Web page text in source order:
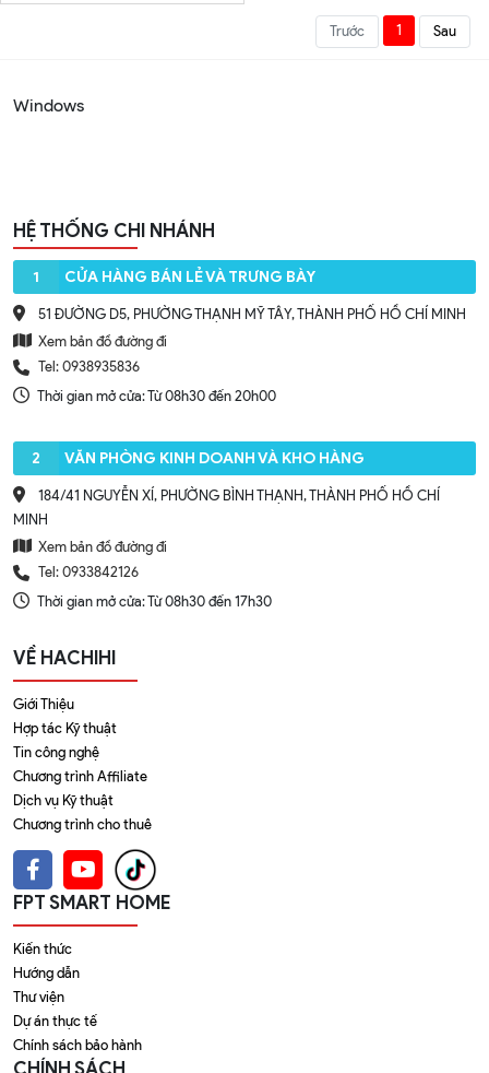
Trước 1 Sau
Windows
HỆ THỐNG CHI NHÁNH
1 CỬA HÀNG BÁN LẺ VÀ TRƯNG BÀY
51 ĐƯỜNG D5, PHƯỜNG THẠNH MỸ TÂY, THÀNH PHỐ HỒ CHÍ MINH
Xem bản đồ đường đi
Tel: 0938935836
Thời gian mở cửa: Từ 08h30 đến 20h00
2 VĂN PHÒNG KINH DOANH VÀ KHO HÀNG
184/41 NGUYỄN XÍ, PHƯỜNG BÌNH THẠNH, THÀNH PHỐ HỒ CHÍ
MINH
Xem bản đồ đường đi
Tel: 0933842126
Thời gian mở cửa: Từ 08h30 đến 17h30
VỀ HACHIHI
Giới Thiệu
Hợp tác Kỹ thuật
Tin công nghệ
Chương trình Affiliate
Dịch vụ Kỹ thuật
Chương trình cho thuê
FPT SMART HOME
Kiến thức
Hướng dẫn
Thư viện
Dự án thực tế
Chính sách bảo hành
CHÍNH SÁCH